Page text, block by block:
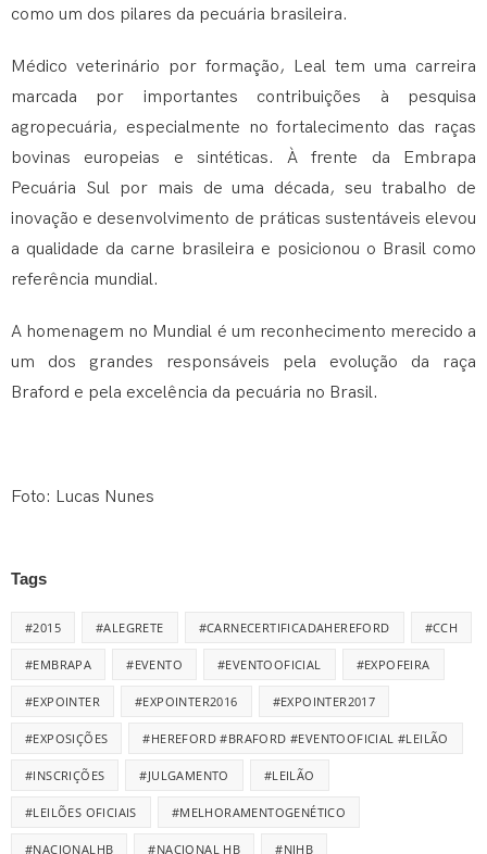
como um dos pilares da pecuária brasileira.
Médico veterinário por formação, Leal tem uma carreira
marcada por importantes contribuições à pesquisa
agropecuária, especialmente no fortalecimento das raças
bovinas europeias e sintéticas. À frente da Embrapa
Pecuária Sul por mais de uma década, seu trabalho de
inovação e desenvolvimento de práticas sustentáveis elevou
a qualidade da carne brasileira e posicionou o Brasil como
referência mundial.
A homenagem no Mundial é um reconhecimento merecido a
um dos grandes responsáveis pela evolução da raça
Braford e pela excelência da pecuária no Brasil.
Foto: Lucas Nunes
Tags
#2015 #ALEGRETE #CARNECERTIFICADAHEREFORD #CCH
#EMBRAPA #EVENTO #EVENTOOFICIAL #EXPOFEIRA
#EXPOINTER #EXPOINTER2016 #EXPOINTER2017
#EXPOSIÇÕES #HEREFORD #BRAFORD #EVENTOOFICIAL #LEILÃO
#INSCRIÇÕES #JULGAMENTO #LEILÃO
#LEILÕES OFICIAIS #MELHORAMENTOGENÉTICO
#NACIONALHB #NACIONAL HB #NJHB